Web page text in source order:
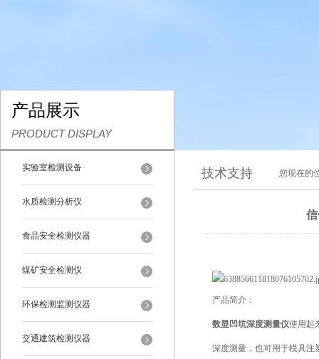
产品展示
PRODUCT DISPLAY
实验室检测设备
水质检测分析仪
食品安全检测仪器
煤矿安全检测仪
环保检测监测仪器
交通建筑检测仪器
技术支持 您现在的
产品简介：
数显凹坑深度测量仪使用起
深度测量，也可用于模具注